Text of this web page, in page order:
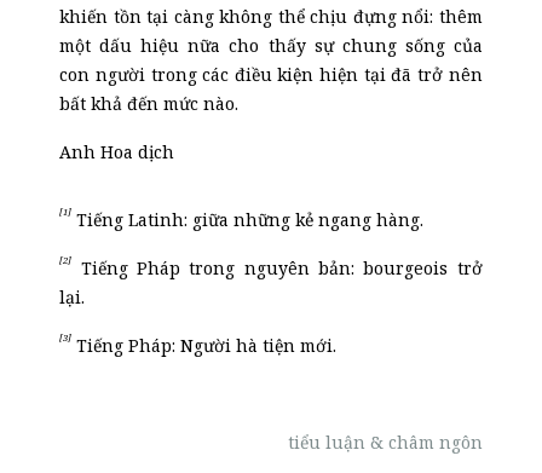
khiến tồn tại càng không thể chịu đựng nổi: thêm
một dấu hiệu nữa cho thấy sự chung sống của
con người trong các điều kiện hiện tại đã trở nên
bất khả đến mức nào.
Anh Hoa dịch
[1] Tiếng Latinh: giữa những kẻ ngang hàng.
[2]
Tiếng Pháp trong nguyên bản: bourgeois trở
lại.
[3] Tiếng Pháp: Người hà tiện mới.
tiểu luận & châm ngôn